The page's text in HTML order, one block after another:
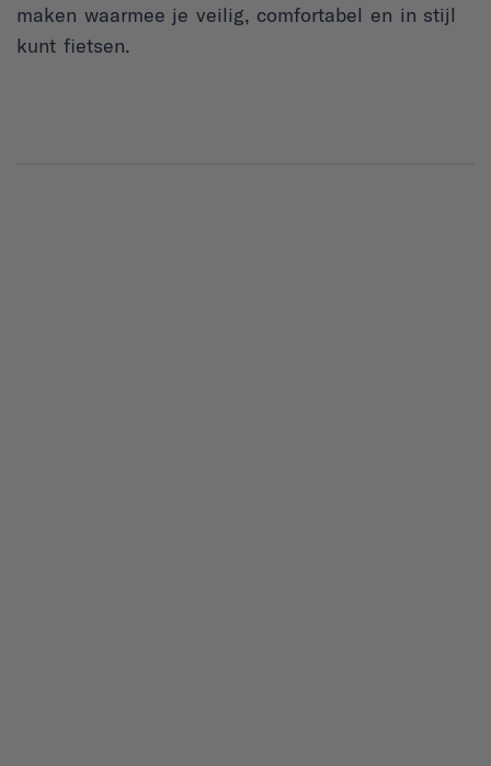
maken waarmee je veilig, comfortabel en in stijl
kunt fietsen.